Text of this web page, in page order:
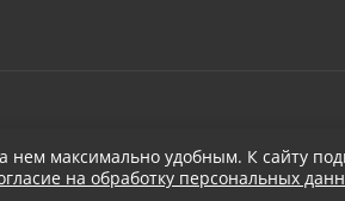
максимально удобным. К cайту
на обработку персональных